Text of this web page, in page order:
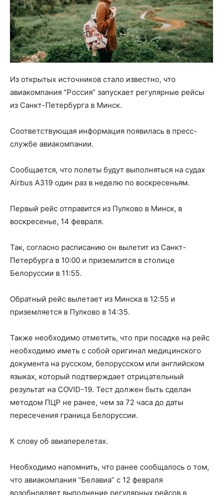
Из открытых источников стало известно, что
авиакомпания “Россия” запускает регулярные рейсы
из Санкт-Петербурга в Минск.
Соответствующая информация появилась в пресс-
службе авиакомпании.
Сообщается, что полеты будут выполняться на судах
Airbus A319 один раз в неделю по воскресеньям.
Первый рейс отправится из Пулково в Минск, в
воскресенье, 14 февраля.
Так, согласно расписанию он вылетит из Санкт-
Петербурга в 10:00 и приземлится в столице
Белоруссии в 11:55.
Обратный рейс вылетает из Минска в 12:55 и
приземляется в Пулково в 14:35.
Также необходимо отметить, что при посадке на рейс
необходимо иметь с собой оригинал медицинского
документа на русском, белорусском или английском
языках, который подтверждает отрицательный
результат на COVID-19. Тест должен быть сделан
методом ПЦР не ранее, чем за 72 часа до даты
пересечения граница Белоруссии.
К слову об авиаперелетах.
Необходимо напомнить, что ранее сообщалось о том,
что авиакомпания “Белавиа” с 12 февраля
возобновляет выполнение регулярных рейсов в